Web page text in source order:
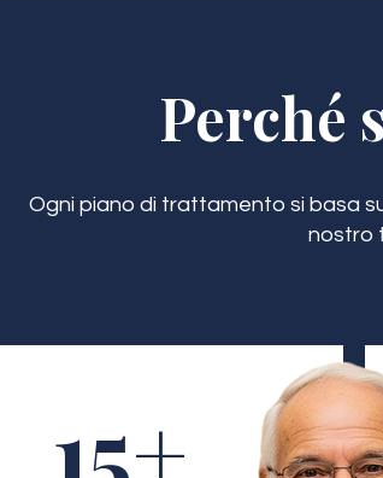
Perché
Ogni piano di trattamento si basa
nostro
15+